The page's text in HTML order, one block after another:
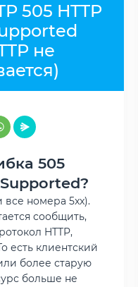
505 HTTP
не
505
номера 5xx).
сообщить,
HTTP,
есть клиентский
более старую
больше не